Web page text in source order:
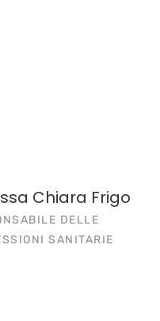
Chiara Frigo
DELLE
SANITARIE